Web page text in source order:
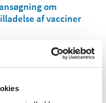
om
af vacciner
EMA har modtaget
…